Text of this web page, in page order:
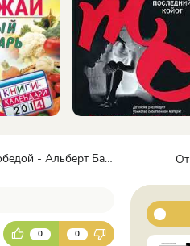
- Альберт Байкалов
0 0